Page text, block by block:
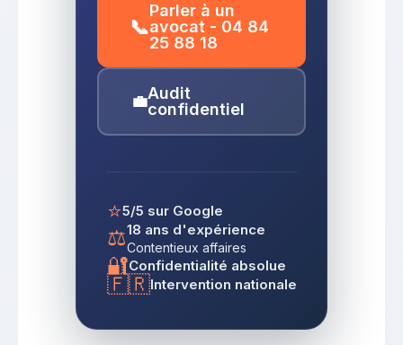
📞
Parler à un
avocat - 04 84
25 88 18
💼Audit
confidentiel
⭐5/5 sur Google
⚖️18 ans d'expérience
Contentieux affaires
🔐Confidentialité absolue
🇫🇷Intervention nationale